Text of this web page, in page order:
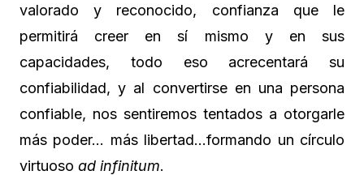
valorado y reconocido, confianza que le
permitirá creer en sí mismo y en sus
capacidades, todo eso acrecentará su
confiabilidad, y al convertirse en una persona
confiable, nos sentiremos tentados a otorgarle
más poder… más libertad…formando un círculo
virtuoso ad infinitum.